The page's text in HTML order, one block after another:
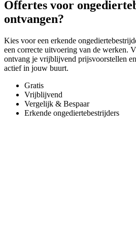
Offertes voor
ontvangen?
Kies voor een erkende
een correcte uitvoering van de werken.
ontvang je vrijblijvend prijsvoorstellen
actief in jouw buurt.
Gratis
Vrijblijvend
Vergelijk & Bespaar
Erkende ongediertebestrijders